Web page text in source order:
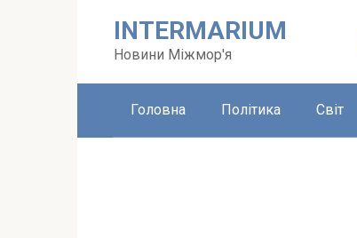
INTERMARIUM
Новини Міжмор'я
Головна Політика Світ